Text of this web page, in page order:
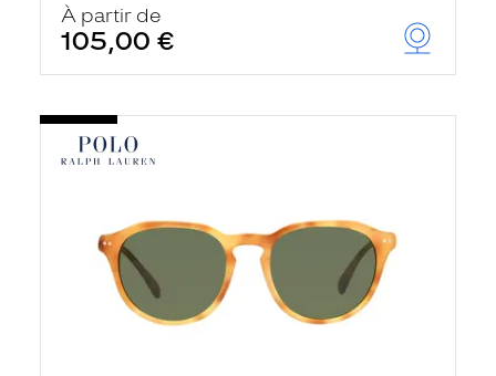
À partir de
105,00 €